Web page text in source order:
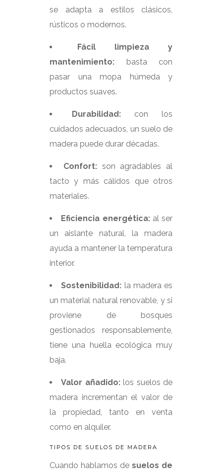
se adapta a estilos clásicos,
rústicos o modernos.
Fácil limpieza y
mantenimiento: basta con
pasar una mopa húmeda y
productos suaves.
Durabilidad: con los
cuidados adecuados, un suelo de
madera puede durar décadas.
Confort: son agradables al
tacto y más cálidos que otros
materiales.
Eficiencia energética: al ser
un aislante natural, la madera
ayuda a mantener la temperatura
interior.
Sostenibilidad: la madera es
un material natural renovable, y si
proviene de bosques
gestionados responsablemente,
tiene una huella ecológica muy
baja.
Valor añadido: los suelos de
madera incrementan el valor de
la propiedad, tanto en venta
como en alquiler.
TIPOS DE SUELOS DE MADERA
Cuando hablamos de suelos de